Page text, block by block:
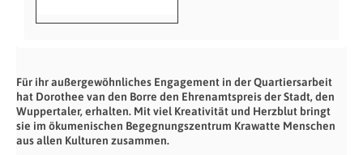
Für ihr außergewöhnliches Engagement in der Quartiersarbeit
hat Dorothee van den Borre den Ehrenamtspreis der Stadt, den
Wuppertaler, erhalten. Mit viel Kreativität und Herzblut bringt
sie im ökumenischen Begegnungszentrum Krawatte Menschen
aus allen Kulturen zusammen.